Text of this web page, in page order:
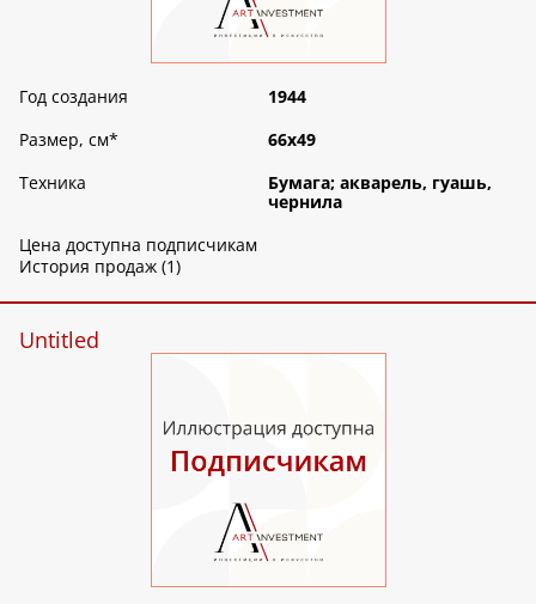
Год создания
1944
Размер, см*
66х49
Техника
Бумага; акварель, гуашь,
чернила
Цена доступна подписчикам
История продаж (1)
Untitled